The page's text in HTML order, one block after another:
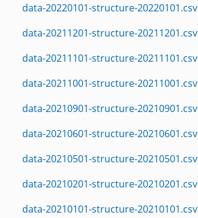
data-20220101-structure-20220101.csv
data-20211201-structure-20211201.csv
data-20211101-structure-20211101.csv
data-20211001-structure-20211001.csv
data-20210901-structure-20210901.csv
data-20210601-structure-20210601.csv
data-20210501-structure-20210501.csv
data-20210201-structure-20210201.csv
data-20210101-structure-20210101.csv